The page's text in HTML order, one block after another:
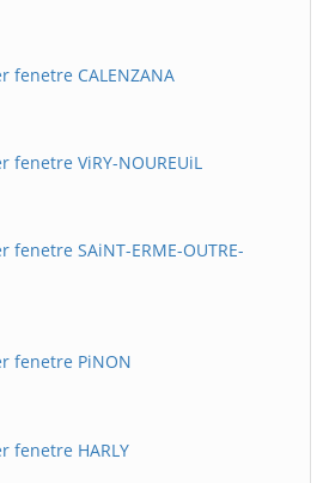
fenetre CALENZANA
ViRY-NOUREUiL
SAiNT-ERME-OUTRE-
fenetre PiNON
fenetre HARLY